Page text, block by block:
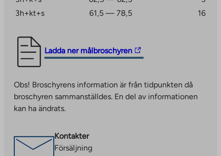
ligger cirka 25 kilometer bort. Resan kan enkelt göras
3h+kt+s
61,5 — 78,5 16
Ladda ner målbroschyren
The
link
you
to
an
site.
Link
Obs! Broschyrens information är från tidpunkten då
broschyren sammanställdes. En del av informationen
kan ha ändrats.
Kontakter
Försäljning